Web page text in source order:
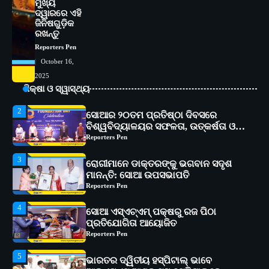
ମୁଖ୍ୟ
ଦ୍ୱାରରେ ଏହି
ଜିନିଷଗୁଡ଼ିକ
ରଖନ୍ତୁ
Reporters Pen
October 16,
2025
ଶିକ୍ଷା ଓ ସ୍ୱାସ୍ଥ୍ୟ
1
2
ଅଗ୍ରଗତିର ସ୍ମୃତିଚାରଣ
Reporters Pen
3
ରୋଗୀମାନେ ଡାକ୍ତରଙ୍କୁ ଭଗବାନ ସଦୃଶ
ମାନନ୍ତି: ସୋଆ ଉପସଭାପତି
Reporters Pen
4
ସୋଆ ଏସ୍‌ଏଚ୍‌ଏମ୍ ପକ୍ଷରୁ ରଜ ପିଠା
ପ୍ରତିଯୋଗିତା ଆୟୋଜିତ
Reporters Pen
5
ଭାରତର ଦ୍ୱିତୀୟ ହସ୍ପିଟାଲ୍ ଭାବେ
ଆଇଏମ୍‌ଏସ୍ ଆଣ୍ଡ ସମ ହସ୍ପିଟାଲ୍‌ରେ
ଅତ୍ୟାଧୁନିକ ଡିଜିସ୍କାନର ସ୍ଥାପନ
Reporters Pen
1
ସୋଆ ପକ୍ଷରୁ ରାୱେ କାର୍ଯ୍ୟକ୍ରମ ଅଧୀନରେ